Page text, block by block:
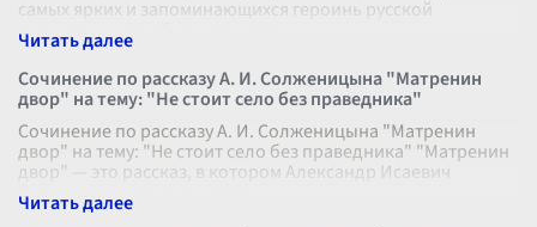
самых ярких и запоминающихся героинь русской
литературы. Её образ запечатлен
Сочинение по рассказу А. И. Солженицына "Матренин
двор" на тему: "Не стоит село без праведника"
Сочинение по рассказу А. И. Солженицына "Матренин
двор" на тему: "Не стоит село без праведника" "Матренин
двор" — это рассказ, в котором Александр Исаевич
Солженицын вводит читате